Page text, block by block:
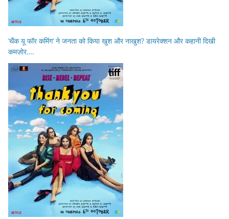
‘थैंक यू फॉर कमिंग’ ने जनता को किया खुश और नाखुश? डायरेक्शन और कहानी दिखी
कमज़ोर….